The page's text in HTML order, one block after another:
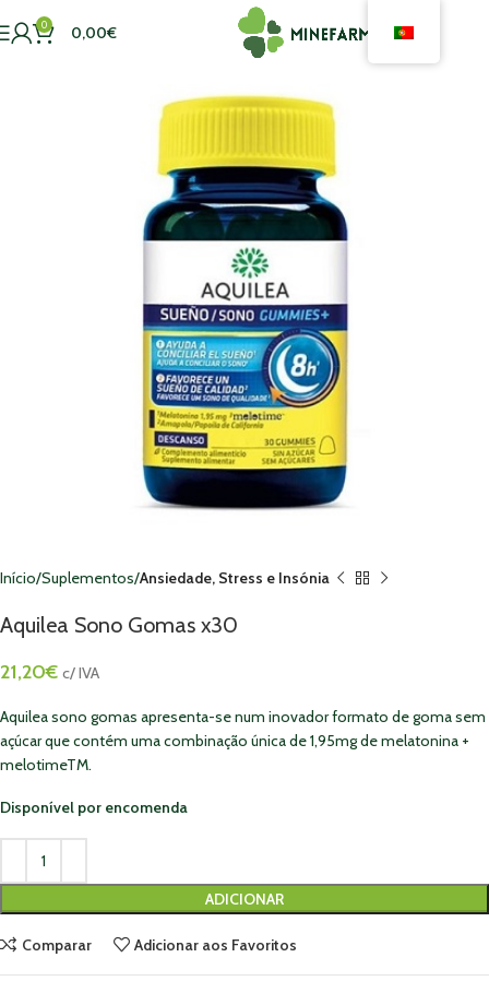
0 0,00€
Início Suplementos Ansiedade, Stress e Insónia
Aquilea Sono Gomas x30
21,20€ c/ IVA
Aquilea sono gomas apresenta-se num inovador formato de goma sem
açúcar que contém uma combinação única de 1,95mg de melatonina +
melotimeTM.
Disponível por encomenda
ADICIONAR
Comparar Adicionar aos Favoritos